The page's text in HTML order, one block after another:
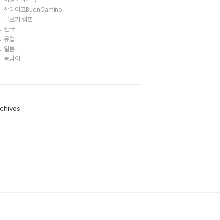
산티아고BuenCamino
글쓰기 캠프
한국
유럽
일본
동남아